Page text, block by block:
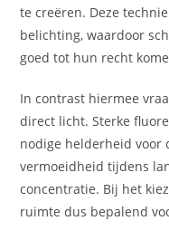
te creëren. Deze
belichting, waardoor
goed tot hun recht
In contrast hiermee
direct licht. Sterke
nodige helderheid voor
vermoeidheid tijdens
concentratie. Bij het
ruimte dus bepalend